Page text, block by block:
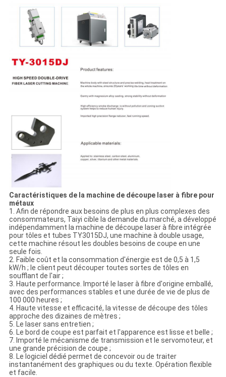
Caractéristiques de la machine de découpe laser à fibre pour
métaux
1. Afin de répondre aux besoins de plus en plus complexes des
consommateurs, Taiyi cible la demande du marché, a développé
indépendamment la machine de découpe laser à fibre intégrée
pour tôles et tubes TY3015DJ, une machine à double usage,
cette machine résout les doubles besoins de coupe en une
seule fois.
2. Faible coût et la consommation d'énergie est de 0,5 à 1,5
kW/h ; le client peut découper toutes sortes de tôles en
soufflant de l'air ;
3. Haute performance. Importé le laser à fibre d'origine emballé,
avec des performances stables et une durée de vie de plus de
100 000 heures ;
4. Haute vitesse et efficacité, la vitesse de découpe des tôles
approche des dizaines de mètres ;
5. Le laser sans entretien ;
6. Le bord de coupe est parfait et l'apparence est lisse et belle ;
7. Importé le mécanisme de transmission et le servomoteur, et
une grande précision de coupe ;
8. Le logiciel dédié permet de concevoir ou de traiter
instantanément des graphiques ou du texte. Opération flexible
et facile.